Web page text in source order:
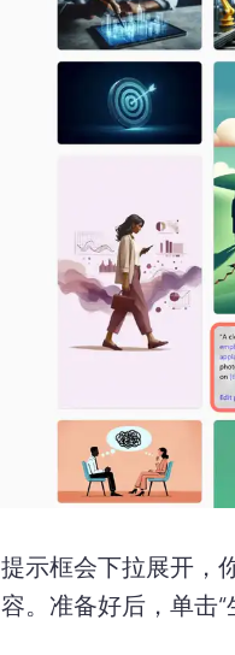
提示框会下拉展开，
容。 准备好后，单击“